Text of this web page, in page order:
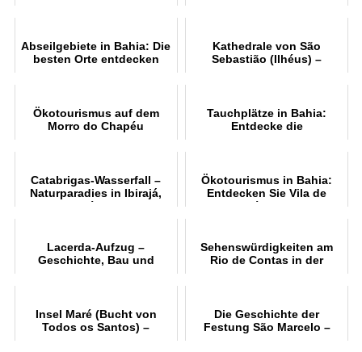
Abseilgebiete in Bahia: Die
besten Orte entdecken
Kathedrale von São
Sebastião (Ilhéus) –
Ökotourismus auf dem
Morro do Chapéu
Tauchplätze in Bahia:
Entdecke die
Catabrigas-Wasserfall –
Naturparadies in Ibirajá,
Itanhém (BA)
Ökotourismus in Bahia:
Entdecken Sie Vila de
Santo André und den Fluss
Lacerda-Aufzug –
Geschichte, Bau und
Sehenswürdigkeiten am
Rio de Contas in der
Insel Maré (Bucht von
Todos os Santos) –
Die Geschichte der
Festung São Marcelo –